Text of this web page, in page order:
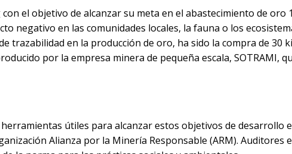
el objetivo de alcanzar su meta en el abastecimiento de oro
negativo en las comunidades locales, la fauna o los
trazabilidad en la producción de oro, ha sido la compra de 30
por la empresa minera de pequeña escala, SOTRAMI,
útiles para alcanzar estos objetivos de desarrollo
Alianza por la Minería Responsable (ARM). Auditores